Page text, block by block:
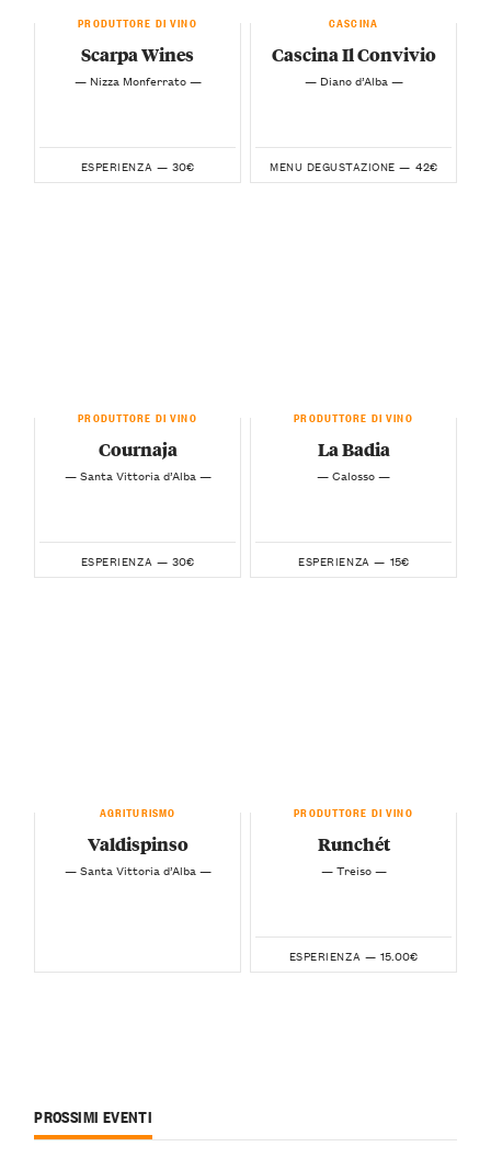
PRODUTTORE DI VINO
Scarpa Wines
— Nizza Monferrato —
ESPERIENZA — 30€
CASCINA
Cascina Il Convivio
— Diano d’Alba —
MENU DEGUSTAZIONE — 42€
PRODUTTORE DI VINO
Cournaja
— Santa Vittoria d’Alba —
ESPERIENZA — 30€
PRODUTTORE DI VINO
La Badia
— Calosso —
ESPERIENZA — 15€
AGRITURISMO
Valdispinso
— Santa Vittoria d’Alba —
PRODUTTORE DI VINO
Runchét
— Treiso —
ESPERIENZA — 15.00€
PROSSIMI EVENTI